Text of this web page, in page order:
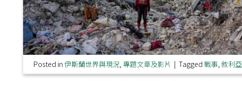
Posted in伊斯蘭世界與現況 ,專題文章及影片 | Tagged戰事 ,敘利亞